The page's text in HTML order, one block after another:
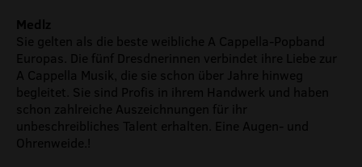
Medlz
Sie gelten als die beste weibliche A Cappella-Popband
Europas. Die fünf Dresdnerinnen verbindet ihre Liebe zur
A Cappella Musik, die sie schon über Jahre hinweg
begleitet. Sie sind Profis in ihrem Handwerk und haben
schon zahlreiche Auszeichnungen für ihr
unbeschreibliches Talent erhalten. Eine Augen- und
Ohrenweide.!